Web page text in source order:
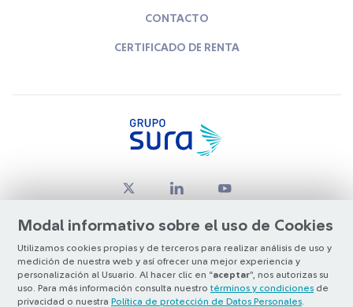
Modal informativo sobre el uso de Cookies
Utilizamos cookies propias y de terceros para realizar análisis de uso y
medición de nuestra web y así ofrecer una mejor experiencia y
personalización al Usuario. Al hacer clic en “aceptar”, nos autorizas su
uso. Para más información consulta nuestro términos y condiciones de
privacidad o nuestra Política de protección de Datos Personales
CONTACTO
CERTIFICADO DE RENTA
© Copyright Grupo SURA 2026